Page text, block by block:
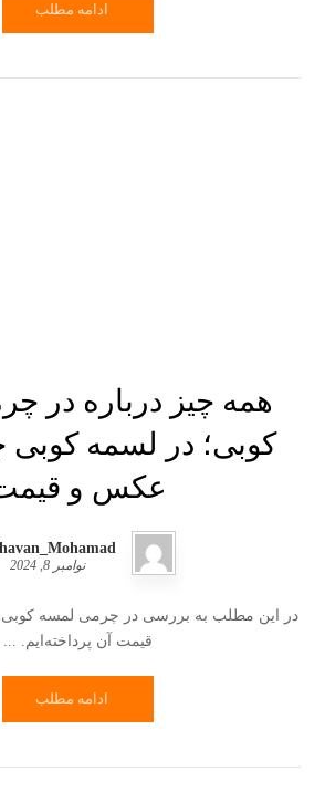
ادامه مطلب
همه چیز درباره در
کوبی؛ در لسمه
عکس و
نوامبر 8, 2024
در این مطلب به بررسی در چرمی لمسه کوبی
قیمت آن پرداخته‌ایم. ...
ادامه مطلب